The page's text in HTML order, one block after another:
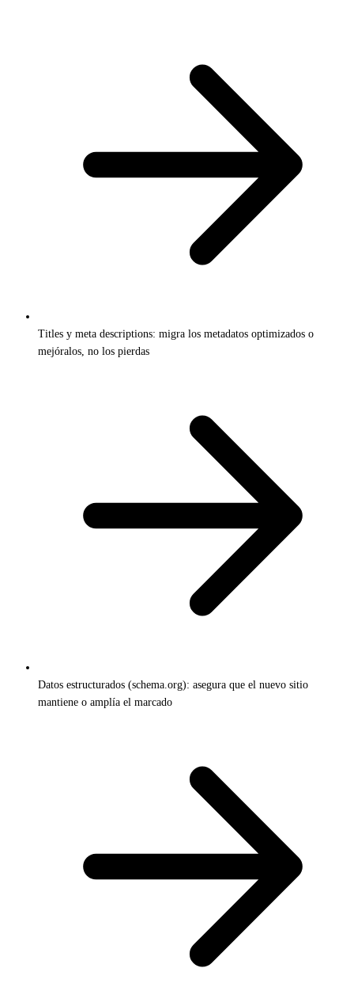
Titles y meta descriptions: migra los metadatos optimizados o
mejóralos, no los pierdas
Datos estructurados (schema.org): asegura que el nuevo sitio
mantiene o amplía el marcado